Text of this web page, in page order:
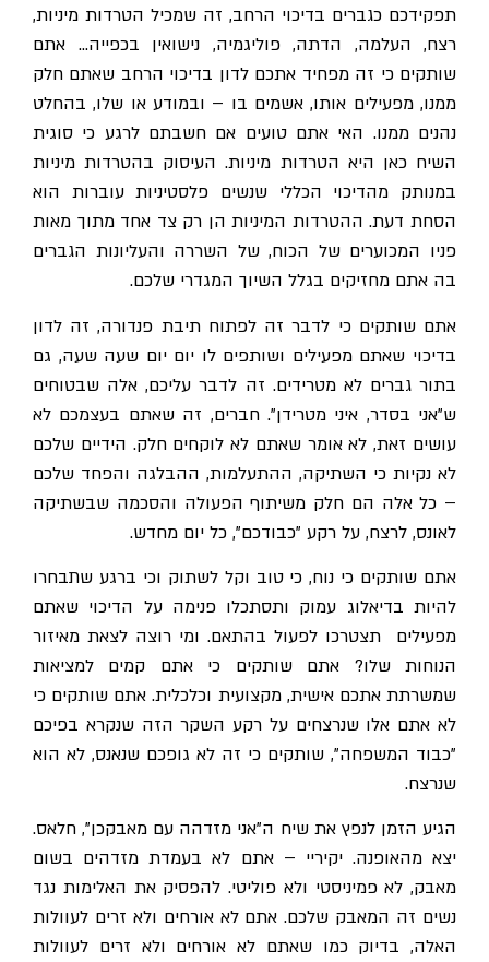
תפקידכם כגברים בדיכוי הרחב, זה שמכיל הטרדות מיניות,
רצח, העלמה, הדתה, פוליגמיה, נישואין בכפייה… אתם
שותקים כי זה מפחיד אתכם לדון בדיכוי הרחב שאתם חלק
ממנו, מפעילים אותו, אשמים בו – ובמודע או שלו, בהחלט
נהנים ממנו. האי אתם טועים אם חשבתם לרגע כי סוגית
השיח כאן היא הטרדות מיניות. העיסוק בהטרדות מיניות
במנותק מהדיכוי הכללי שנשים פלסטיניות עוברות הוא
הסחת דעת. ההטרדות המיניות הן רק צד אחד מתוך מאות
פניו המכוערים של הכוח, של השררה והעליונות הגברים
בה אתם מחזיקים בגלל השיוך המגדרי שלכם.
אתם שותקים כי לדבר זה לפתוח תיבת פנדורה, זה לדון
בדיכוי שאתם מפעילים ושותפים לו יום יום שעה שעה, גם
בתור גברים לא מטרידים. זה לדבר עליכם, אלה שבטוחים
ש"אני בסדר, איני מטרידן". חברים, זה שאתם בעצמכם לא
עושים זאת, לא אומר שאתם לא לוקחים חלק. הידיים שלכם
לא נקיות כי השתיקה, ההתעלמות, ההבלגה והפחד שלכם
– כל אלה הם חלק משיתוף הפעולה והסכמה שבשתיקה
לאונס, לרצח, על רקע "כבודכם", כל יום מחדש.
אתם שותקים כי נוח, כי טוב וקל לשתוק וכי ברגע שתבחרו
להיות בדיאלוג עמוק ותסתכלו פנימה על הדיכוי שאתם
מפעילים תצטרכו לפעול בהתאם. ומי רוצה לצאת מאיזור
הנוחות שלו? אתם שותקים כי אתם קמים למציאות
שמשרתת אתכם אישית, מקצועית וכלכלית. אתם שותקים כי
לא אתם אלו שנרצחים על רקע השקר הזה שנקרא בפיכם
"כבוד המשפחה", שותקים כי זה לא גופכם שנאנס, לא הוא
שנרצח.
הגיע הזמן לנפץ את שיח ה"אני מזדהה עם מאבקכן", חלאס.
יצא מהאופנה. יקיריי – אתם לא בעמדת מזדהים בשום
מאבק, לא פמיניסטי ולא פוליטי. להפסיק את האלימות נגד
נשים זה המאבק שלכם. אתם לא אורחים ולא זרים לעוולות
האלה, בדיוק כמו שאתם לא אורחים ולא זרים לעוולות